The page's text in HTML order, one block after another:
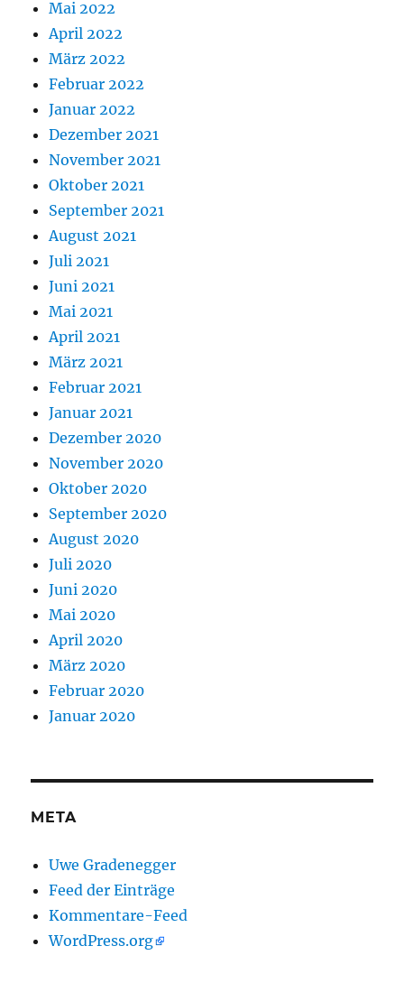
Mai 2022
April 2022
März 2022
Februar 2022
Januar 2022
Dezember 2021
November 2021
Oktober 2021
September 2021
August 2021
Juli 2021
Juni 2021
Mai 2021
April 2021
März 2021
Februar 2021
Januar 2021
Dezember 2020
November 2020
Oktober 2020
September 2020
August 2020
Juli 2020
Juni 2020
Mai 2020
April 2020
März 2020
Februar 2020
Januar 2020
META
Uwe Gradenegger
Feed der Einträge
Kommentare-Feed
WordPress.org